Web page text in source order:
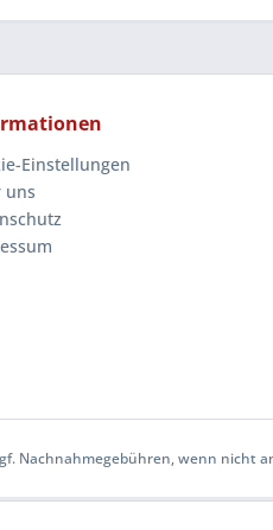
Einstellungen
uns
Nachnahmegebühren, wenn nicht